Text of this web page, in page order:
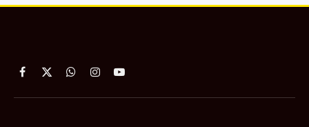
Facebook
X
WhatsApp
InstagramYouTube